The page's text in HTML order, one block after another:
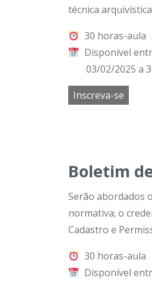
técnica
30 horas-aula
Disponível
03/02/2025 a
Inscreva-se
Boletim
Serão abordados
normativa; o
Cadastro e
30 horas-aula
Disponível